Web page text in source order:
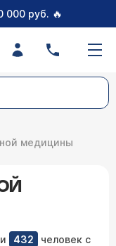
000 руб. 🔥
медицины
432
человек с